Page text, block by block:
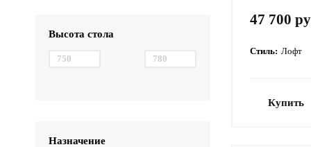
Высота стола
Назначение
47 700
Стиль: Лофт
Купить